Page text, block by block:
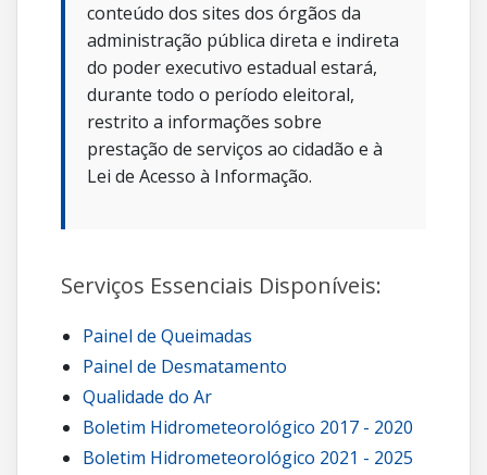
conteúdo dos sites dos órgãos da
administração pública direta e indireta
do poder executivo estadual estará,
durante todo o período eleitoral,
restrito a informações sobre
prestação de serviços ao cidadão e à
Lei de Acesso à Informação.
Serviços Essenciais Disponíveis:
Painel de Queimadas
Painel de Desmatamento
Qualidade do Ar
Boletim Hidrometeorológico 2017 - 2020
Boletim Hidrometeorológico 2021 - 2025